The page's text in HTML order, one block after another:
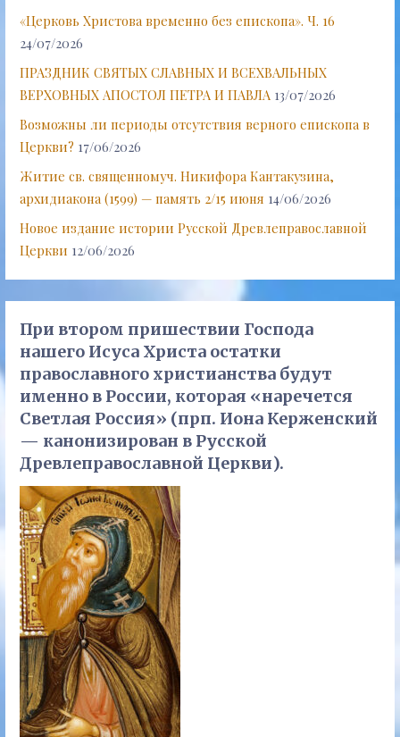
«Церковь Христова временно без епископа». Ч. 16
24/07/2026
ПРАЗДНИК СВЯТЫХ СЛАВНЫХ И ВСЕХВАЛЬНЫХ
ВЕРХОВНЫХ АПОСТОЛ ПЕТРА И ПАВЛА 13/07/2026
Возможны ли периоды отсутствия верного епископа в
Церкви? 17/06/2026
Житие св. священномуч. Никифора Кантакузина,
архидиакона (1599) — память 2/15 июня 14/06/2026
Новое издание истории Русской Древлеправославной
Церкви 12/06/2026
При втором пришествии Господа
нашего Исуса Христа остатки
православного христианства будут
именно в России, которая «наречется
Светлая Россия» (прп. Иона Керженский
— канонизирован в Русской
Древлеправославной Церкви).